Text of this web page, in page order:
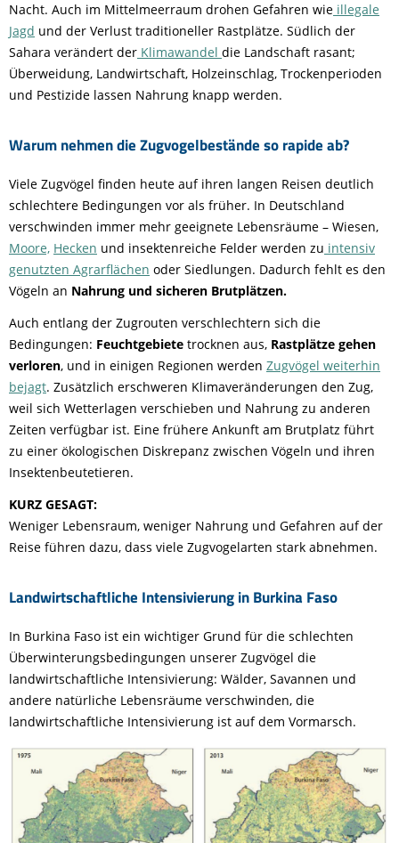
Nacht. Auch im Mittelmeerraum drohen Gefahren wie illegale
Jagd und der Verlust traditioneller Rastplätze. Südlich der
Sahara verändert der Klimawandel die Landschaft rasant;
Überweidung, Landwirtschaft, Holzeinschlag, Trockenperioden
und Pestizide lassen Nahrung knapp werden.
Warum nehmen die Zugvogelbestände so rapide ab?
Viele Zugvögel finden heute auf ihren langen Reisen deutlich
schlechtere Bedingungen vor als früher. In Deutschland
verschwinden immer mehr geeignete Lebensräume – Wiesen,
Moore, Hecken und insektenreiche Felder werden zu intensiv
genutzten Agrarflächen oder Siedlungen. Dadurch fehlt es den
Vögeln an Nahrung und sicheren Brutplätzen.
Auch entlang der Zugrouten verschlechtern sich die
Bedingungen: Feuchtgebiete trocknen aus, Rastplätze gehen
verloren, und in einigen Regionen werden Zugvögel weiterhin
bejagt. Zusätzlich erschweren Klimaveränderungen den Zug,
weil sich Wetterlagen verschieben und Nahrung zu anderen
Zeiten verfügbar ist. Eine frühere Ankunft am Brutplatz führt
zu einer ökologischen Diskrepanz zwischen Vögeln und ihren
Insektenbeutetieren.
KURZ GESAGT:
Weniger Lebensraum, weniger Nahrung und Gefahren auf der
Reise führen dazu, dass viele Zugvogelarten stark abnehmen.
Landwirtschaftliche Intensivierung in Burkina Faso
In Burkina Faso ist ein wichtiger Grund für die schlechten
Überwinterungsbedingungen unserer Zugvögel die
landwirtschaftliche Intensivierung: Wälder, Savannen und
andere natürliche Lebensräume verschwinden, die
landwirtschaftliche Intensivierung ist auf dem Vormarsch.